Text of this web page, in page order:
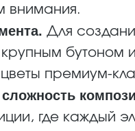
внимания.
Для
бутоном
цветы премиум-
где каждый